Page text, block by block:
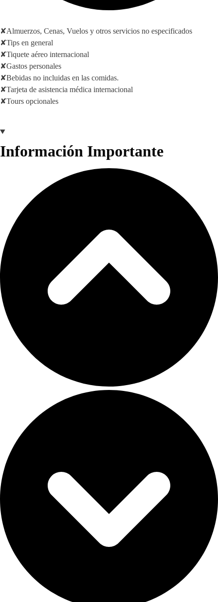
✘Almuerzos, Cenas, Vuelos y otros servicios no especificados
✘Tips en general
✘Tiquete aéreo internacional
✘Gastos personales
✘Bebidas no incluidas en las comidas.
✘Tarjeta de asistencia médica internacional
✘Tours opcionales
Información Importante